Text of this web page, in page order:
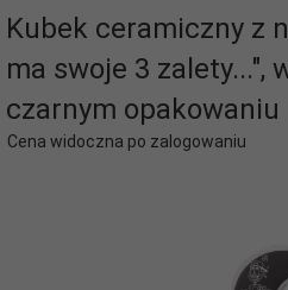
Kubek ceramiczny z
ma swoje 3 zalety...",
czarnym opakowaniu
Cena widoczna po zalogowaniu